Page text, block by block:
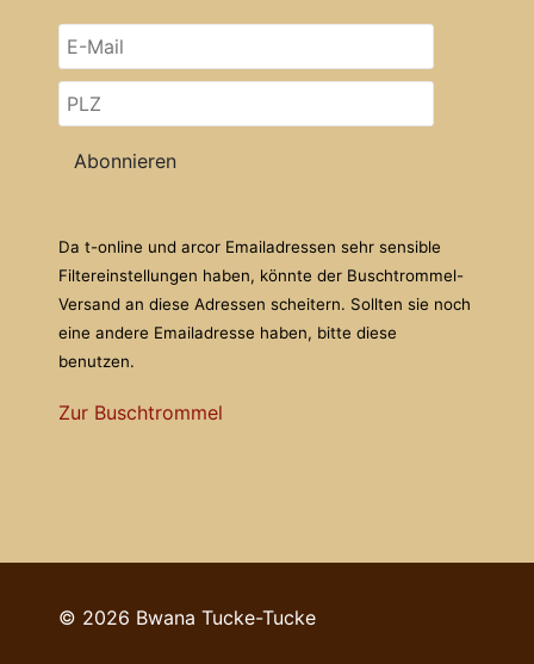
Abonnieren
Da t-online und arcor Emailadressen sehr sensible
Filtereinstellungen haben, könnte der Buschtrommel-
Versand an diese Adressen scheitern. Sollten sie noch
eine andere Emailadresse haben, bitte diese
benutzen.
Zur Buschtrommel
© 2026 Bwana Tucke-Tucke